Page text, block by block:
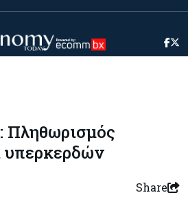
υπερκερδών
Share